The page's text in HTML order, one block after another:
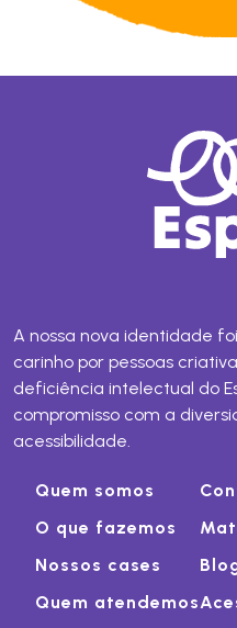
A nossa nova identidade
carinho por pessoas
deficiência intelectual do
compromisso com a
acessibilidade.
Quem somos
O que fazemos
Nossos cases
Quem atendemos